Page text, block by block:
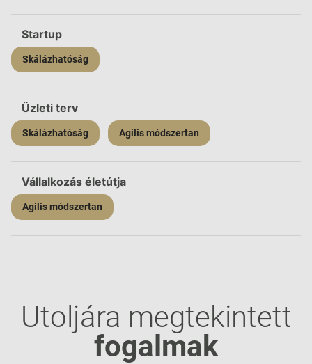
Startup
Skálázhatóság
Üzleti terv
Skálázhatóság Agilis módszertan
Vállalkozás életútja
Agilis módszertan
Utoljára megtekintett
fogalmak